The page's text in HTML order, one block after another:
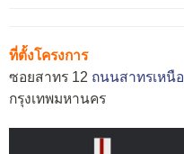
ที่ตั้งโครงการ
ซอยสาทร 12 ถนนสาทรเหนือ
กรุงเทพมหานคร